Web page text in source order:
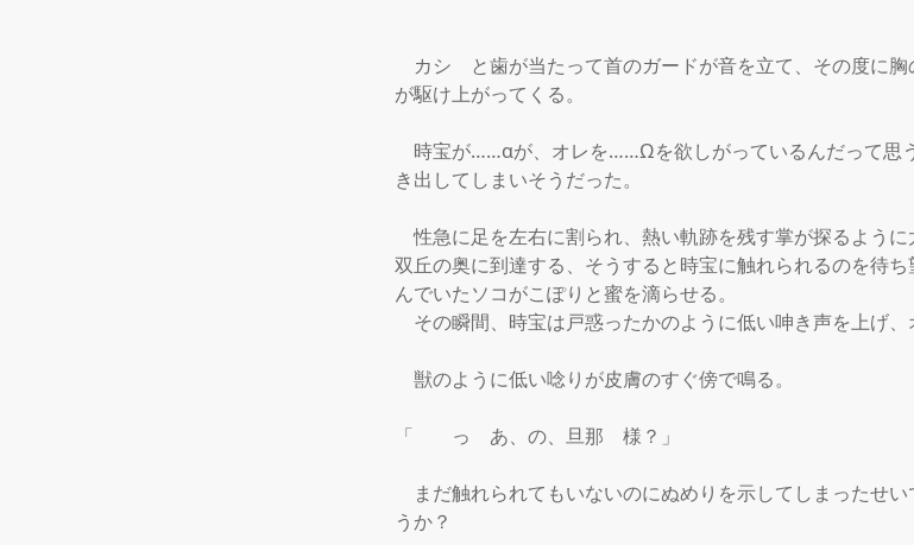
カシ　と歯が当たって首のガードが音を立て、その度に
が駆け上がってくる。
時宝が……αが、オレを……Ωを欲しがっているんだって思
き出してしまいそうだった。
性急に足を左右に割られ、熱い軌跡を残す掌が探るよう
双丘の奥に到達する、そうすると時宝に触れられるのを待
んでいたソコがこぽりと蜜を滴らせる。
その瞬間、時宝は戸惑ったかのように低い呻き声を上げ、
獣のように低い唸りが皮膚のすぐ傍で鳴る。
「　　っ　あ、の、旦那　様？」
まだ触れられてもいないのにぬめりを示してしまったせ
うか？